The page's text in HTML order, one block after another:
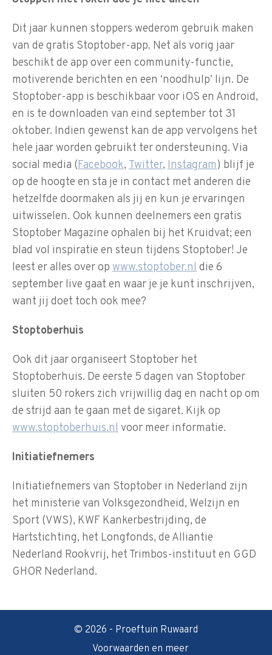
Dit jaar kunnen stoppers wederom gebruik maken
van de gratis Stoptober-app. Net als vorig jaar
beschikt de app over een community-functie,
motiverende berichten en een ‘noodhulp’ lijn. De
Stoptober-app is beschikbaar voor iOS en Android,
en is te downloaden van eind september tot 31
oktober. Indien gewenst kan de app vervolgens het
hele jaar worden gebruikt ter ondersteuning. Via
social media (Facebook, Twitter, Instagram) blijf je
op de hoogte en sta je in contact met anderen die
hetzelfde doormaken als jij en kun je ervaringen
uitwisselen. Ook kunnen deelnemers een gratis
Stoptober Magazine ophalen bij het Kruidvat; een
blad vol inspiratie en steun tijdens Stoptober! Je
leest er alles over op www.stoptober.nldie 6
september live gaat en waar je je kunt inschrijven,
want jij doet toch ook mee?
Stoptoberhuis
Ook dit jaar organiseert Stoptober het
Stoptoberhuis. De eerste 5 dagen van Stoptober
sluiten 50 rokers zich vrijwillig dag en nacht op om
de strijd aan te gaan met de sigaret. Kijk op
www.stoptoberhuis.nl voor meer informatie.
Initiatiefnemers
Initiatiefnemers van Stoptober in Nederland zijn
het ministerie van Volksgezondheid, Welzijn en
Sport (VWS), KWF Kankerbestrijding, de
Hartstichting, het Longfonds, de Alliantie
Nederland Rookvrij, het Trimbos-instituut en GGD
GHOR Nederland.
© 2026 - Proeftuin Ruwaard
Voorwaarden en meer